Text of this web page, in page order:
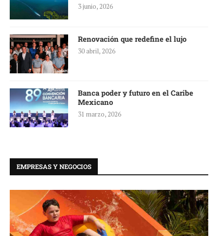
3 junio, 2026
Renovación que redefine el lujo
30 abril, 2026
Banca poder y futuro en el Caribe
Mexicano
31 marzo, 2026
EMPRESAS Y NEGOCIOS